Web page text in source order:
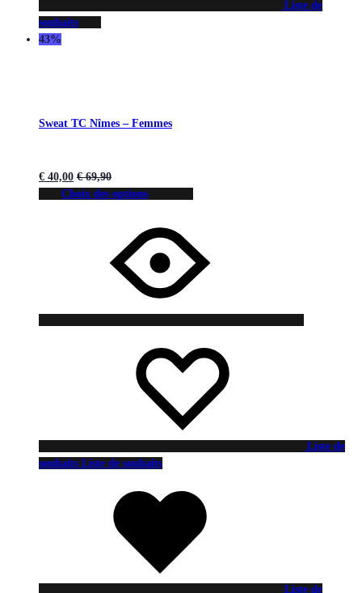
Liste de
souhaits
43%
Sweat TC Nîmes – Femmes
€ 40,00 €69,90
Choix des options
Liste de
souhaits Liste de souhaits
Liste de